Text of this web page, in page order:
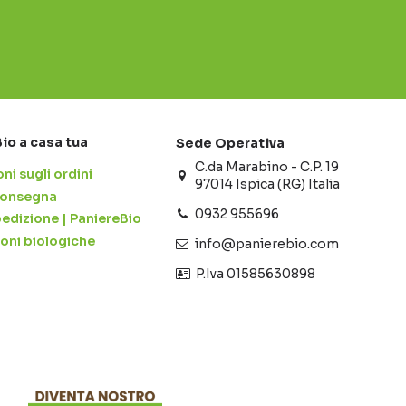
a casa tua
sugli ordini
| PaniereBio
biologiche
Sede Operativa
C.da Marabino - C.P. 19
97014 Ispica (RG) Italia
0932 955696
info@panierebio.com
‎‎‎‎‎ P.Iva 01585630898